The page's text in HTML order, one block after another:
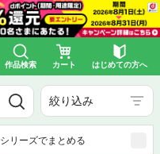
作品検索 カート はじめての方へ
絞り込み
シリーズでまとめる